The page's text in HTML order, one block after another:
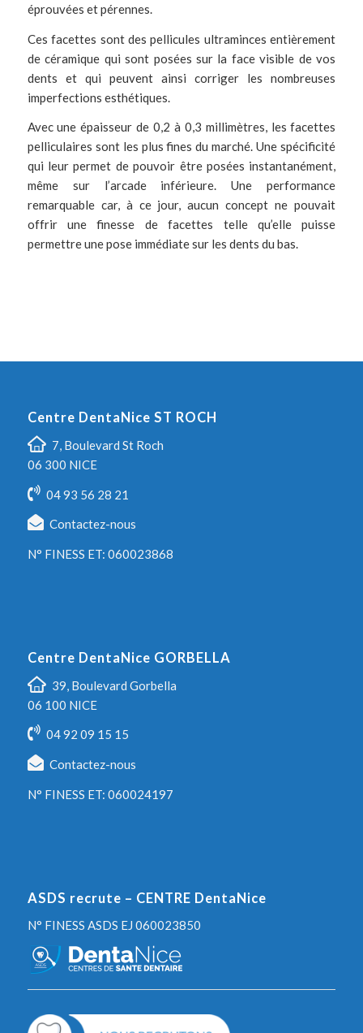
éprouvées et pérennes.
Ces facettes sont des pellicules ultraminces entièrement
de céramique qui sont posées sur la face visible de vos
dents et qui peuvent ainsi corriger les nombreuses
imperfections esthétiques.
Avec une épaisseur de 0,2 à 0,3 millimètres, les facettes
pelliculaires sont les plus fines du marché. Une spécificité
qui leur permet de pouvoir être posées instantanément,
même sur l’arcade inférieure. Une performance
remarquable car, à ce jour, aucun concept ne pouvait
offrir une finesse de facettes telle qu’elle puisse
permettre une pose immédiate sur les dents du bas.
Centre DentaNice ST ROCH
7, Boulevard St Roch
06 300 NICE
04 93 56 28 21
Contactez-nous
N° FINESS ET: 060023868
Centre DentaNice GORBELLA
39, Boulevard Gorbella
06 100 NICE
04 92 09 15 15
Contactez-nous
N° FINESS ET: 060024197
ASDS recrute – CENTRE DentaNice
N° FINESS ASDS EJ 060023850